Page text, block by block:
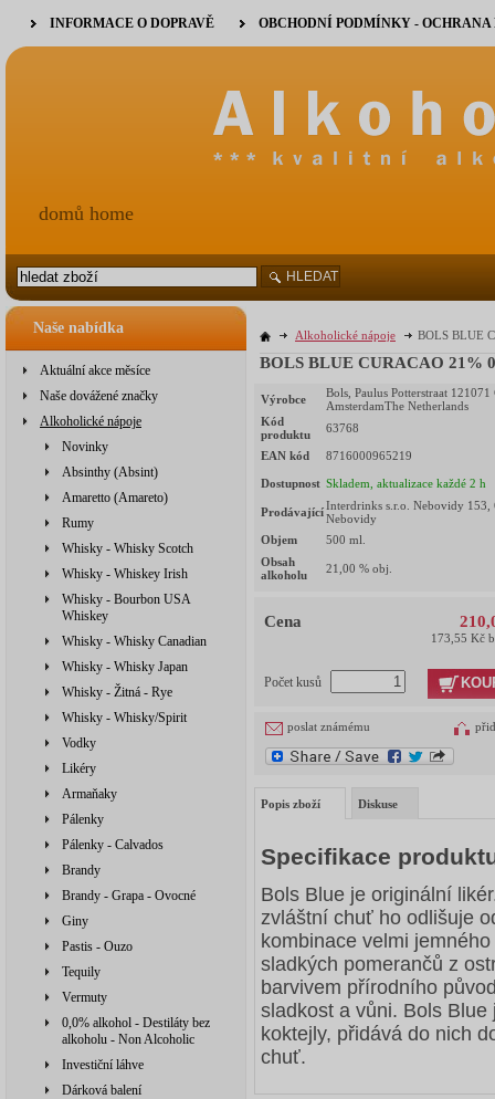
Naše nabídka
Aktuální akce měsíce
Naše dovážené značky
Alkoholické nápoje
Novinky
Absinthy (Absint)
Amaretto (Amareto)
Rumy
Whisky - Whisky Scotch
Whisky - Whiskey Irish
Whisky - Bourbon USA
Whiskey
Whisky - Whisky Canadian
Whisky - Whisky Japan
Whisky - Žitná - Rye
Whisky - Whisky/Spirit
Vodky
Likéry
Armaňaky
Pálenky
Pálenky - Calvados
Brandy
Brandy - Grapa - Ovocné
Giny
Pastis - Ouzo
Tequily
Vermuty
0,0% alkohol - Destiláty bez
alkoholu - Non Alcoholic
Investiční láhve
Dárková balení
Alkoholické nápoje BOLS BLUE
BOLS BLUE CURACAO 21%
Výrobce
Bols, Paulus Potterstraat 121071
AmsterdamThe Netherlands
Kód
produktu
63768
EAN kód 8716000965219
Dostupnost Skladem, aktualizace každé 2 h
ProdávajícíInterdrinks s.r.o. Nebovidy 153,
Nebovidy
Objem
500 ml.
Obsah
alkoholu
21,00 % obj.
Cena
173,55 Kč
Počet kusů
poslat známému
Popis zboží Diskuse
Specifikace
Bols Blue je originální
zvláštní chuť ho odlišuje
kombinace velmi
sladkých pomerančů z
barvivem přírodního
sladkost a vůni. Bols
koktejly, přidává do nich
chuť.
INFORMACE O DOPRAVĚ OBCHODNÍ PODMÍNKY -
domů home
HLEDAT